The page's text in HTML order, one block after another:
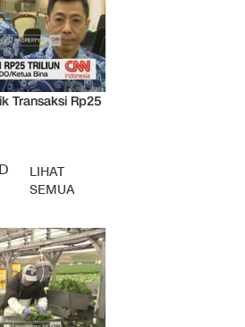
Transaksi Rp25
LIHAT
SEMUA